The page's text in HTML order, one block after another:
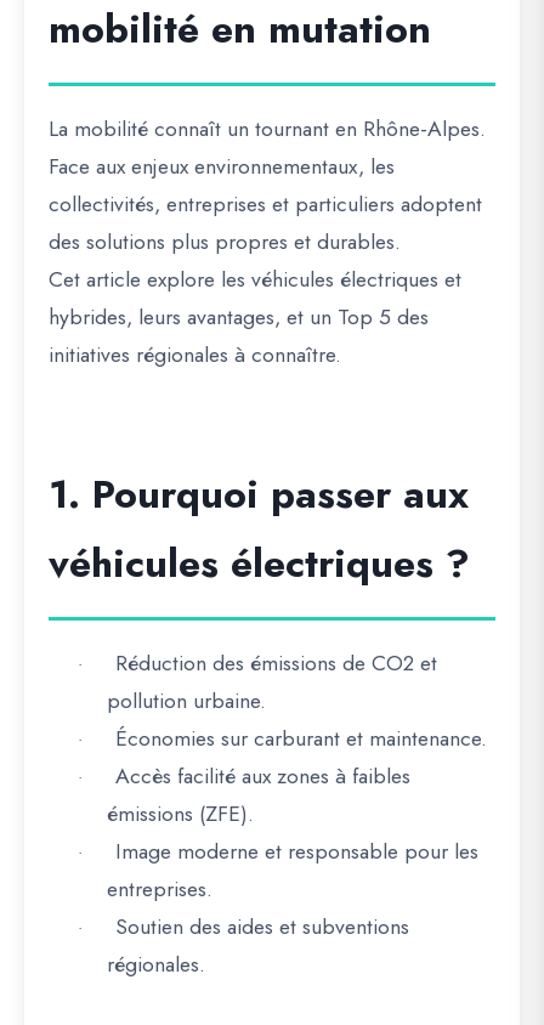
mobilité en mutation
La mobilité connaît un tournant en Rhône-Alpes.
Face auxenjeux environnementaux, les
collectivités, entreprises et particuliers adoptent
des solutions plus propres et durables.
Cet article explore les véhicules électriques et
hybrides, leurs avantages, et un Top 5 des
initiatives régionales à connaître.
1. Pourquoi passer aux
véhicules électriques ?
·
Réduction des émissions de CO2 et
pollution urbaine.
· Économies sur carburant et maintenance.
·
Accès facilité aux zones à faibles
émissions (ZFE).
·
Image moderne et responsable pour les
entreprises.
·
Soutien des aides et subventions
régionales.